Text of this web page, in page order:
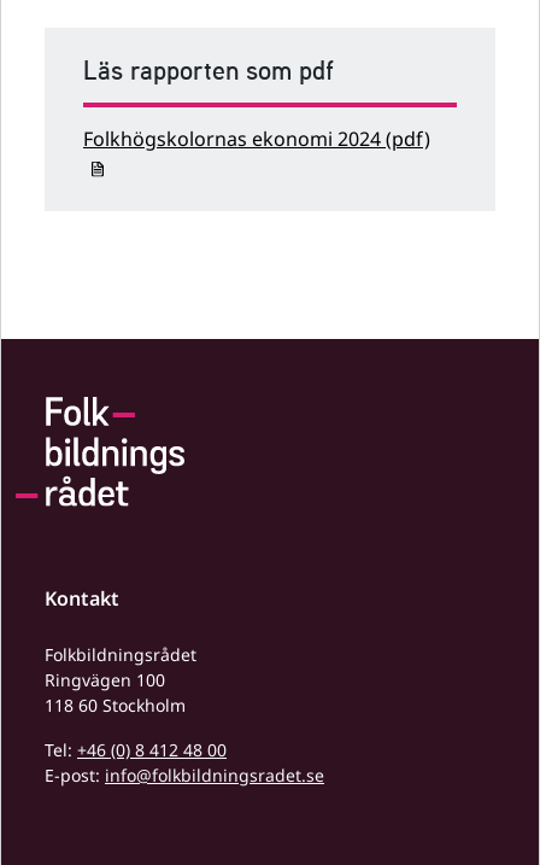
Läs rapporten som pdf
Folkhögskolornas ekonomi 2024 (pdf)
Kontakt
Folkbildningsrådet
Ringvägen 100
118 60 Stockholm
Tel: +46 (0) 8 412 48 00
E-post: info@folkbildningsradet.se